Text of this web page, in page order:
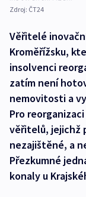
Zdroj: ČT24
Věřitelé
Kroměřížsku,
insolvenci
zatím není
nemovitosti a
Pro
věřitelů, jejichž
nezajištěné, a
Přezkumné
konaly u